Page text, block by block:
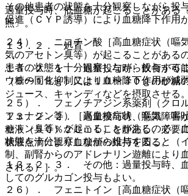
過量投与時、低血糖が起こることがある
照〕。
１３．２． 処置
１３．２．１． 過量投与時、飲食が可
（５〜１５ｇ）又は１０〜３０ｇの砂糖
ジュース、キャンディなどを摂取させる。
１３．２．２． 過量投与時、意識障害
糖液（５０％２０ｍＬ）を静注し、必要
糖液点滴により血糖値の維持を図る。
１３．２．３． その他：過量投与時、
してのグルカゴン投与もよい。
その他患者の状態を十分観察しながら投
促進（ＣＹＰ誘導）により血糖降下作用
２４）． ニコチン酸［高血糖症状（嘔
気のアセトン臭等）が起こることがある
患者の状態を十分観察しながら投与する
ウ糖の同化抑制により血糖降下作用が減
２５）． フェノチアジン系薬剤（クロ
フェナジン等）［高血糖症状（嘔気・嘔
セトン臭等）が起こることがあるので、
状態を十分観察しながら投与すること（
制、副腎からのアドレナリン遊離により
される）］。
２６）． フェニトイン［高血糖症状（